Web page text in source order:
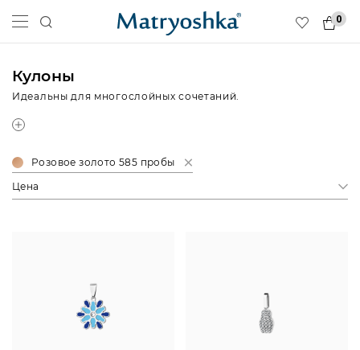
0
Кулоны
Идеальны для многослойных сочетаний.
Розовое золото 585 пробы
Цена